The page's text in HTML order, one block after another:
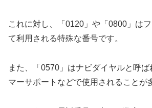
これに対し、「0120」や「0800」は
て利用される特殊な番号です。
また、「0570」はナビダイヤルと呼
マーサポートなどで使用されることが